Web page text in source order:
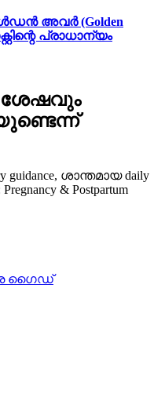
അവർ (Golden
പ്രാധാന്യം
guidance, ശാന്തമായ daily
& Postpartum
ഗൈഡ്